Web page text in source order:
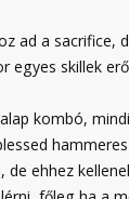
ad a sacrifice,
egyes skillek
kombó,
ehhez